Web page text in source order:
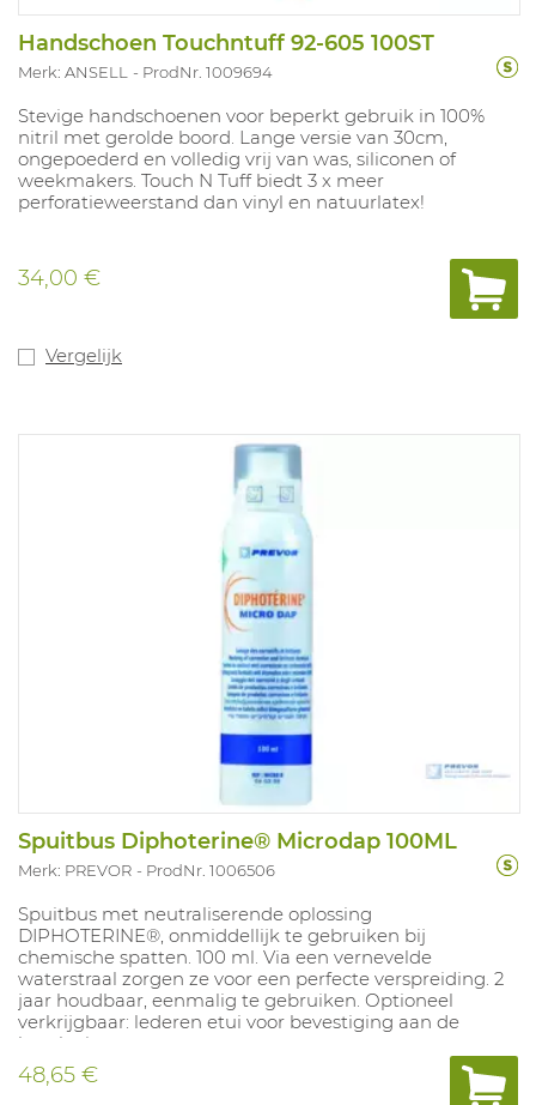
Handschoen Touchntuff 92-605 100ST
Merk: ANSELL ProdNr. 1009694
Stevige handschoenen voor beperkt gebruik in 100%
nitril met gerolde boord. Lange versie van 30cm,
ongepoederd en volledig vrij van was, siliconen of
weekmakers. Touch N Tuff biedt 3 x meer
perforatieweerstand dan vinyl en natuurlatex!
34,00 €
Vergelijk
Spuitbus Diphoterine® Microdap 100ML
Merk: PREVOR ProdNr. 1006506
Spuitbus met neutraliserende oplossing
DIPHOTERINE®, onmiddellijk te gebruiken bij
chemische spatten. 100 ml. Via een vernevelde
waterstraal zorgen ze voor een perfecte verspreiding. 2
jaar houdbaar, eenmalig te gebruiken. Optioneel
verkrijgbaar: lederen etui voor bevestiging aan de
broeksriem.
48,65 €